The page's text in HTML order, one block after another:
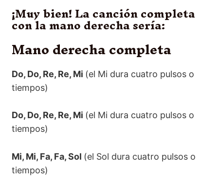
¡Muy bien! La canción completa
con la mano derecha sería:
Mano derecha completa
Do, Do, Re, Re, Mi (el Mi dura cuatro pulsos o
tiempos)
Do, Do, Re, Re, Mi (el Mi dura cuatro pulsos o
tiempos)
Mi, Mi, Fa, Fa, Sol (el Sol dura cuatro pulsos o
tiempos)